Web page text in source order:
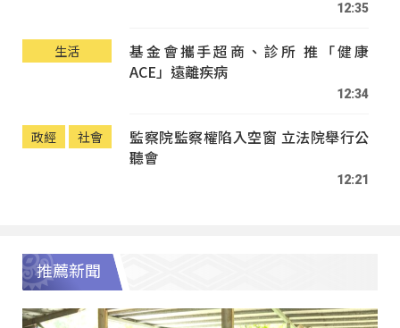
12:35
生活
基金會攜手超商、診所 推「健康
ACE」遠離疾病
12:34
政經 社會
監察院監察權陷入空窗 立法院舉行公
聽會
12:21
推薦新聞